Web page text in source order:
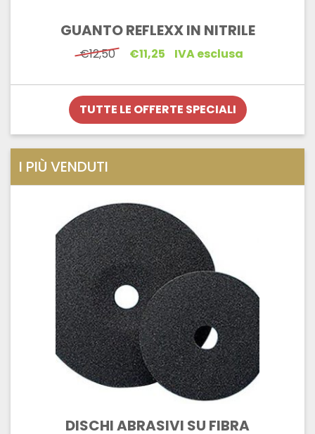
GUANTO REFLEXX IN NITRILE
€12,50 Il
era:
€12,50.
€11,25
Il
è:
€11,25.
IVA esclusa
TUTTE LE OFFERTE SPECIALI
I PIÙ VENDUTI
DISCHI ABRASIVI SU FIBRA